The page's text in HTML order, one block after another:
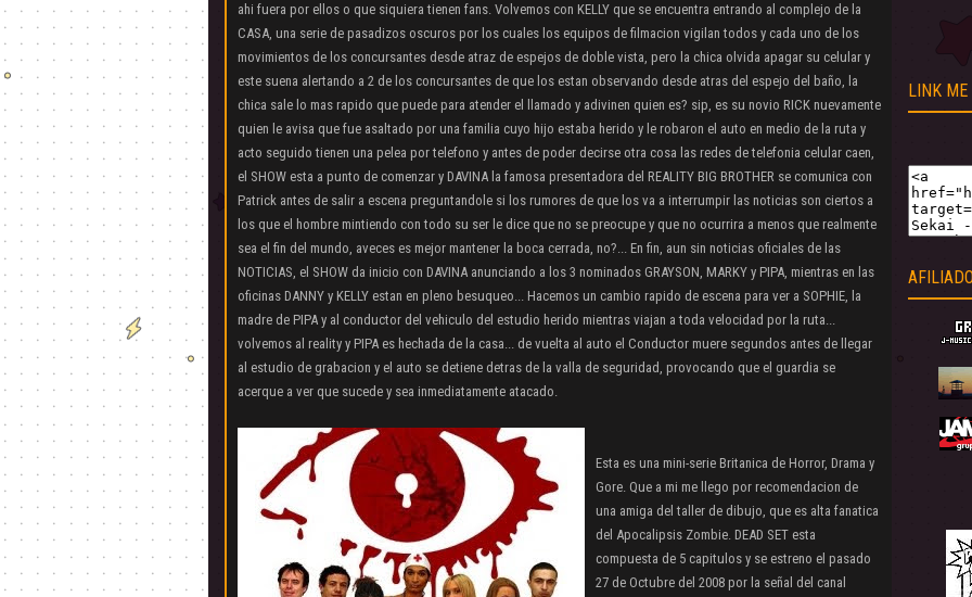
ahi fuera por ellos o que siquiera tienen fans. Volvemos con KELLY que se encuentra entrando al complejo de la
CASA, una serie de pasadizos oscuros por los cuales los equipos de filmacion vigilan todos y cada uno de los
movimientos de los concursantes desde atraz de espejos de doble vista, pero la chica olvida apagar su celular y
este suena alertando a 2 de los concursantes de que los estan observando desde atras del espejo del baño, la
chica sale lo mas rapido que puede para atender el llamado y adivinen quien es? sip, es su novio RICK nuevamente
quien le avisa que fue asaltado por una familia cuyo hijo estaba herido y le robaron el auto en medio de la ruta y
acto seguido tienen una pelea por telefono y antes de poder decirse otra cosa las redes de telefonia celular caen,
el SHOW esta a punto de comenzar y DAVINA la famosa presentadora del REALITY BIG BROTHER se comunica con
Patrick antes de salir a escena preguntandole si los rumores de que los va a interrumpir las noticias son ciertos a
los que el hombre mintiendo con todo su ser le dice que no se preocupe y que no ocurrira a menos que realmente
sea el fin del mundo, aveces es mejor mantener la boca cerrada, no?... En fin, aun sin noticias oficiales de las
NOTICIAS, el SHOW da inicio con DAVINA anunciando a los 3 nominados GRAYSON, MARKY y PIPA, mientras en las
oficinas DANNY y KELLY estan en pleno besuqueo... Hacemos un cambio rapido de escena para ver a SOPHIE, la
madre de PIPA y al conductor del vehiculo del estudio herido mientras viajan a toda velocidad por la ruta...
volvemos al reality y PIPA es hechada de la casa... de vuelta al auto el Conductor muere segundos antes de llegar
al estudio de grabacion y el auto se detiene detras de la valla de seguridad, provocando que el guardia se
acerque a ver que sucede y sea inmediatamente atacado.
Esta es una mini-serie Britanica de Horror, Drama y
Gore. Que a mi me llego por recomendacion de
una amiga del taller de dibujo, que es alta fanatica
del Apocalipsis Zombie. DEAD SET esta
compuesta de 5 capitulos y se estreno el pasado
27 de Octubre del 2008 por la señal del canal
LINK ME